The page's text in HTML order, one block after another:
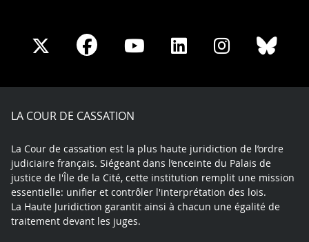
Share
X
Share
Facebook
Share
Youtube
Share
LinkedIn
Share
Instagram
LA COUR DE CASSATION
La Cour de cassation est la plus haute juridiction de l’ordre
judiciaire français. Siégeant dans l’enceinte du Palais de
justice de l'Île de la Cité, cette institution remplit une mission
essentielle: unifier et contrôler l'interprétation des lois.
La Haute Juridiction garantit ainsi à chacun une égalité de
traitement devant les juges.